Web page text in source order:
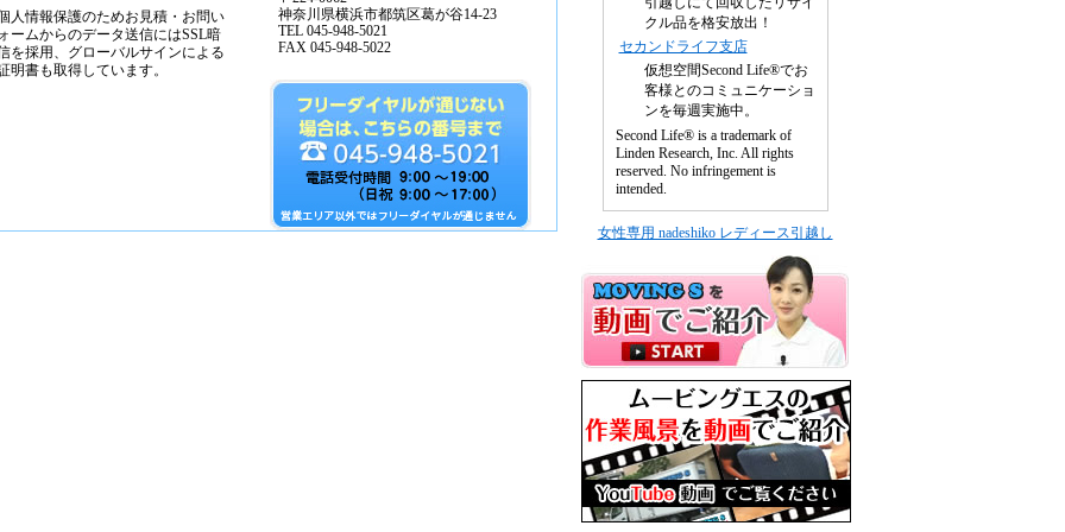
人情報保護のためお見積・お問い
ームからのデータ送信にはSSL暗
を採用、グローバルサインによる
明書も取得しています。
神奈川県横浜市都筑区葛が谷14-23
TEL 045-948-5021
FAX 045-948-5022
クル品を格安放出！
セカンドライフ支店
仮想空間Second Life®でお
客様とのコミュニケーショ
ンを毎週実施中。
Second Life® is a trademark of
Linden Research, Inc. All rights
reserved. No infringement is
intended.
女性専用 nadeshiko レディース引越し